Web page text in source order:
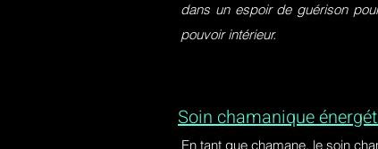
dans un espoir de guérison
pouvoir intérieur.
Soin chamanique
En tant que chamane, le soin